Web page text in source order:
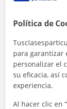
Al hacer clic,
Política de
para garantizar
personalizar el
su eficacia, así
experiencia.
Al hacer clic en